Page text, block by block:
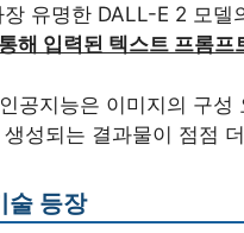
장 유명한 DALL-E 2 모
해 입력된 텍스트 프롬
공지능은 이미지의 구
성되는 결과물이 점점
술 등장